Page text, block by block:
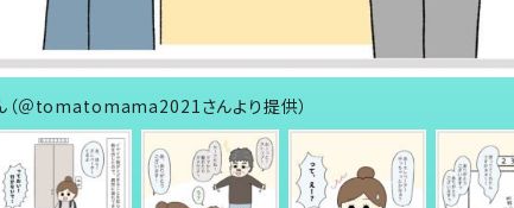
（＠tomatomama2021さんより提供）